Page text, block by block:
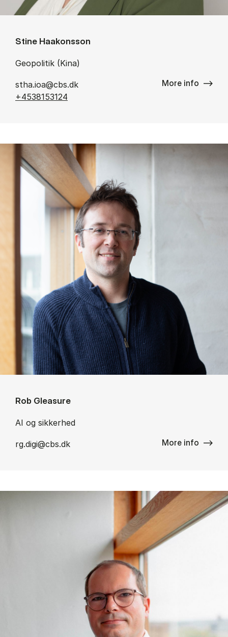
Stine Haakonsson
Geopolitik (Kina)
stha.ioa@cbs.dk
+4538153124
More info
Rob Gleasure
AI og sikkerhed
rg.digi@cbs.dk More info